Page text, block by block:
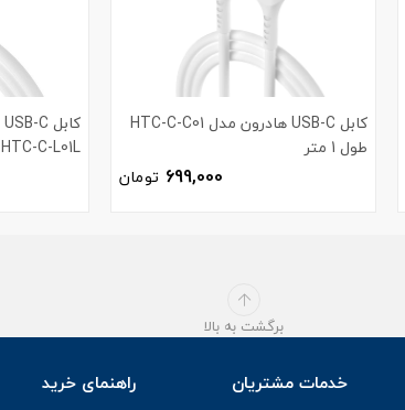
کابل USB-C هادرون مدل HTC-C-C01
طول 1 متر
699,000 تومان
HTC-C-L01L طول 2 متر
برگشت به بالا
خدمات مشتریان راهنمای خرید